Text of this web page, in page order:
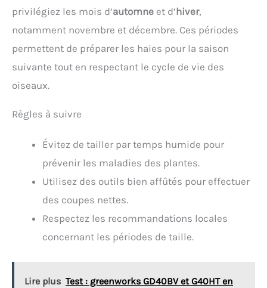
privilégiez les mois d’automne et d’hiver,
notamment novembre et décembre. Ces périodes
permettent de préparer les haies pour la saison
suivante tout en respectant le cycle de vie des
oiseaux.
Règles à suivre
Évitez de tailler par temps humide pour
prévenir les maladies des plantes.
Utilisez des outils bien affûtés pour effectuer
des coupes nettes.
Respectez les recommandations locales
concernant les périodes de taille.
Lire plus Test : greenworks GD40BV et G40HT en